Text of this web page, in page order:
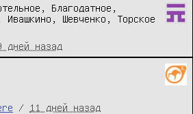
Благодатное,
Ивашкино, Шевченко, Торское
дней назад
/ 11 дней назад